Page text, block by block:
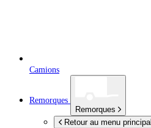
Camions
Remorques
Remorques
Retour au menu principal